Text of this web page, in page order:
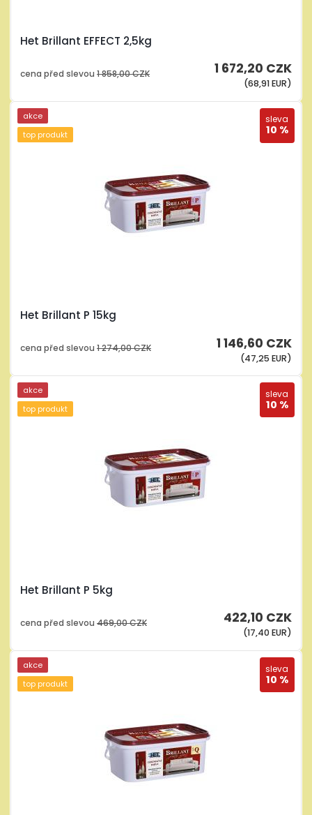
Het Brillant EFFECT 2,5kg
cena před slevou 1 858,00 CZK 1 672,20 CZK
(68,91 EUR)
Het Brillant P 15kg
cena před slevou 1 274,00 CZK 1 146,60 CZK
(47,25 EUR)
akce
top produkt
sleva
10 %
Het Brillant P 5kg
cena před slevou 469,00 CZK 422,10 CZK
(17,40 EUR)
akce
top produkt
sleva
10 %
akce
top produkt
sleva
10 %